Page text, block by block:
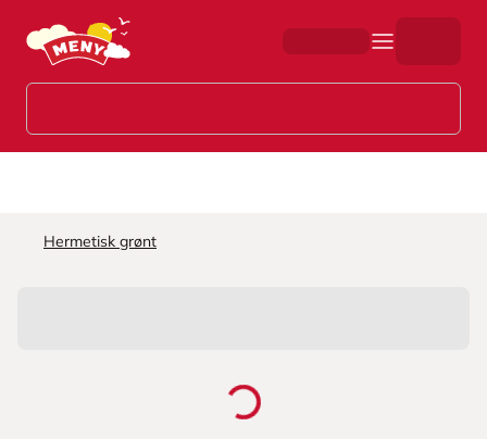
Hopp til hovedinnhold
Hermetisk grønt